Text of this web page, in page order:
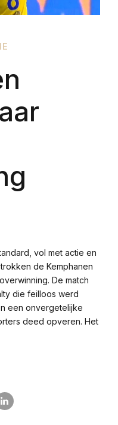
vol met actie en
de Kemphanen
De match
die feilloos werd
een onvergetelijke
deed opveren. Het